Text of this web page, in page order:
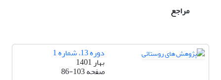
مراجع
دوره 13، شماره 1
بهار 1401
صفحه86-103